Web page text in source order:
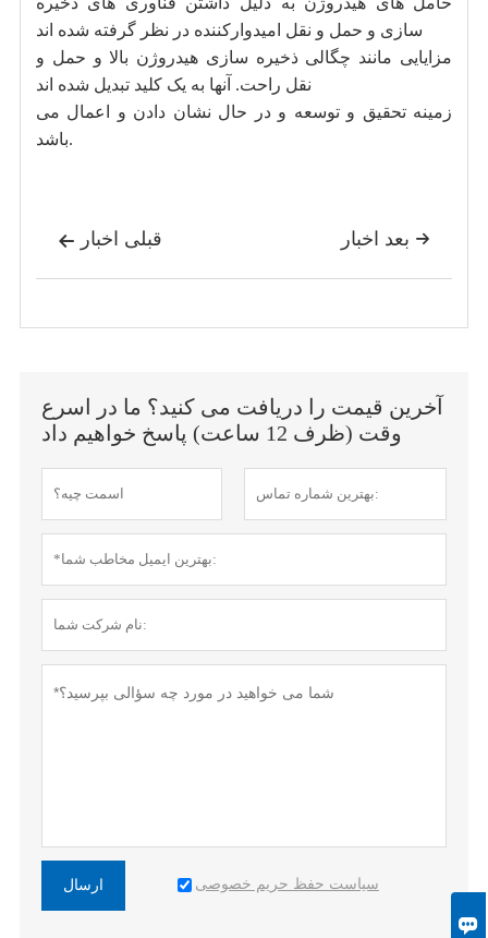

مزایایی مانند چگالی ذخیره سازی هیدروژن بالا و حمل و
زمینه تحقیق و توسعه و در حال نشان دادن و اعمال می
باشد.
 قبلی اخبار  بعد اخبار
آخرین قیمت را دریافت می کنید؟ ما در اسرع
وقت (ظرف 12 ساعت) پاسخ خواهیم داد
ارسال سیاست حفظ حریم خصوصی